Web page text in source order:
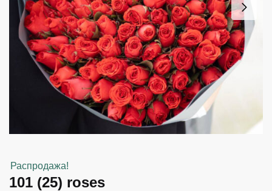
Распродажа!
101 (25) roses